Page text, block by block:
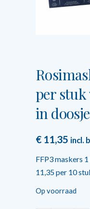
per stuk
in doosje
€ 11,35 incl.
FFP3 maskers
11,35 per 10
Op voorraad